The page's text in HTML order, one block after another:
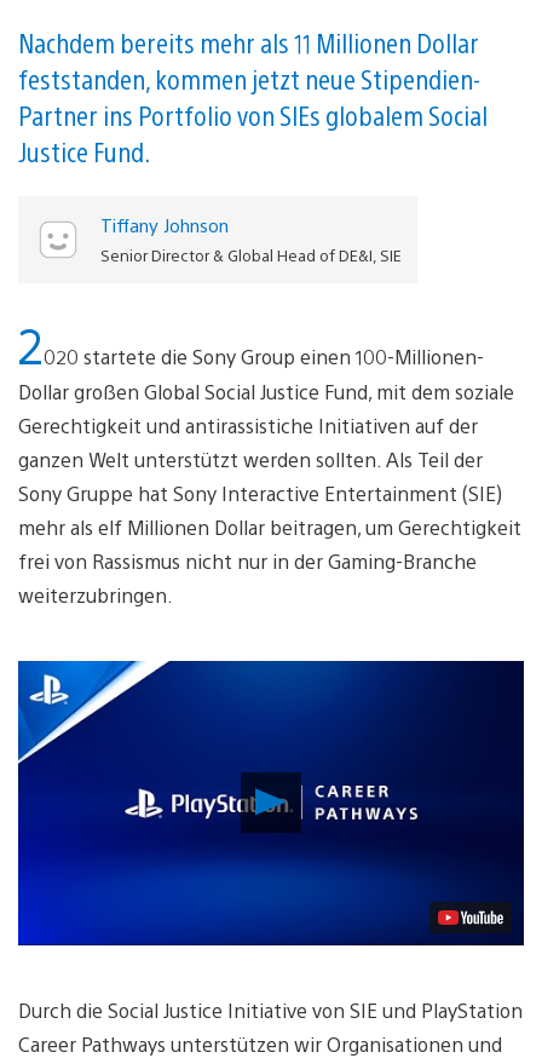
Nachdem bereits mehr als 11 Millionen Dollar
feststanden, kommen jetzt neue Stipendien-
Partner ins Portfolio von SIEs globalem Social
Justice Fund.
Tiffany Johnson
Senior Director & Global Head of DE&I, SIE
2020 startete die Sony Group einen 100-Millionen-
Dollar großen Global Social Justice Fund, mit dem soziale
Gerechtigkeit und antirassistiche Initiativen auf der
ganzen Welt unterstützt werden sollten. Als Teil der
Sony Gruppe hat Sony Interactive Entertainment (SIE)
mehr als elf Millionen Dollar beitragen, um Gerechtigkeit
frei von Rassismus nicht nur in der Gaming-Branche
weiterzubringen.
Video
abspielen
Durch die Social Justice Initiative von SIE und PlayStation
Career Pathways unterstützen wir Organisationen und